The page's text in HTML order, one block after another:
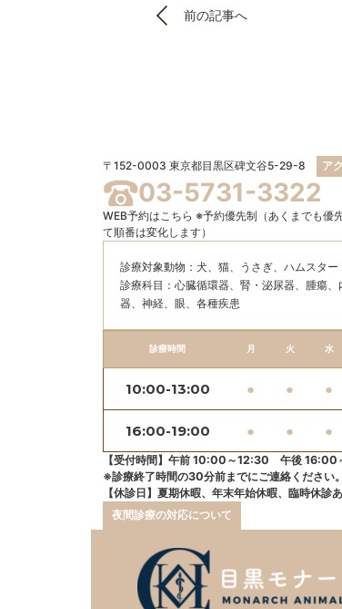
前の記事へ
〒152-0003 東京都目黒区碑文谷5-29-8 ア
03-5731-3322
WEB予約はこちら ※予約優先制（あくまでも優
て順番は変化します）
診療対象動物：犬、猫、うさぎ、ハムスター
診療科目：⼼臓循環器、腎・泌尿器、腫瘍
器、神経、眼、各種疾患
診療時間 月 火 水
10:00-13:00 ● ● ●
16:00-19:00 ● ● ●
【受付時間】午前 10:00～12:30 午後 16:00
※診療終了時間の30分前までにご連絡ください。
【休診日】夏期休暇、年末年始休暇、臨時休診
夜間診療の対応について